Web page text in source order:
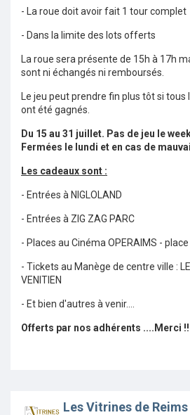
- La roue doit avoir fait 1 tour complet
- Dans la limite des lots offerts
La roue sera présente de 15h à 17h
sont ni échangés ni remboursés.
Le jeu peut prendre fin plus tôt si tous
ont été gagnés.
Du 15 au 31 juillet. Pas de jeu le
Fermées le lundi et en cas de
Les cadeaux sont :
- Entrées à NIGLOLAND
- Entrées à ZIG ZAG PARC
- Places au Cinéma OPERAIMS -
- Tickets au Manège de centre ville : LE
VENITIEN
- Et bien d'autres à venir....
Offerts par nos adhérents ....Merci
Les Vitrines de Reims